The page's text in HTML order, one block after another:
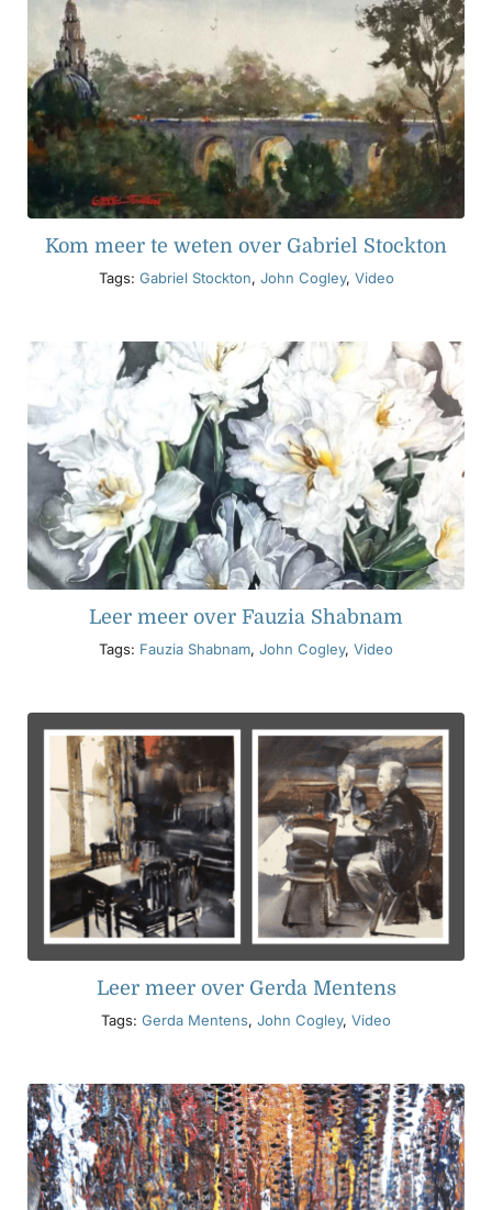
Kom meer te weten over Gabriel Stockton
Tags: Gabriel Stockton, John Cogley, Video
Leer meer over Fauzia Shabnam
Tags: Fauzia Shabnam, John Cogley, Video
Leer meer over Gerda Mentens
Tags: Gerda Mentens, John Cogley, Video